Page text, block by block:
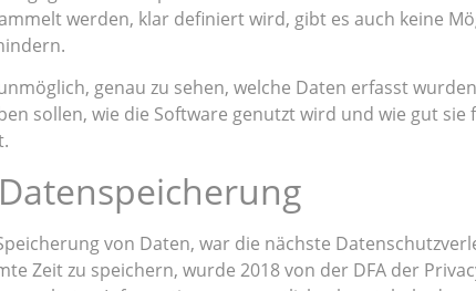
werden, klar definiert wird, gibt es auch keine
genau zu sehen, welche Daten erfasst
sollen, wie die Software genutzt wird und wie gut
von Daten, war die nächste
Zeit zu speichern, wurde 2018 von der DFA der